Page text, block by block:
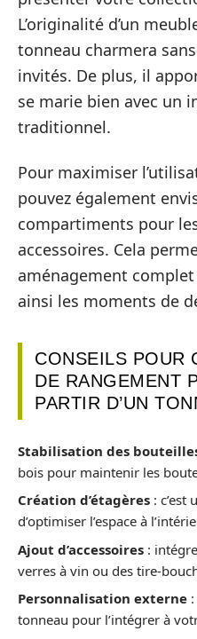
L’originalité d’un
tonneau charmera
invités. De plus, il
se marie bien avec un
traditionnel.
Pour maximiser
pouvez également
compartiments pour
accessoires. Cela
aménagement
ainsi les moments de
CONSEILS POUR
DE RANGEMENT
PARTIR D’UN
Stabilisation des
bois pour maintenir les
Création d’étagères : c’est
d’optimiser l’espace à
Ajout d’accessoires :
verres à vin ou des tire-
Personnalisation externe
tonneau pour l’intégrer à